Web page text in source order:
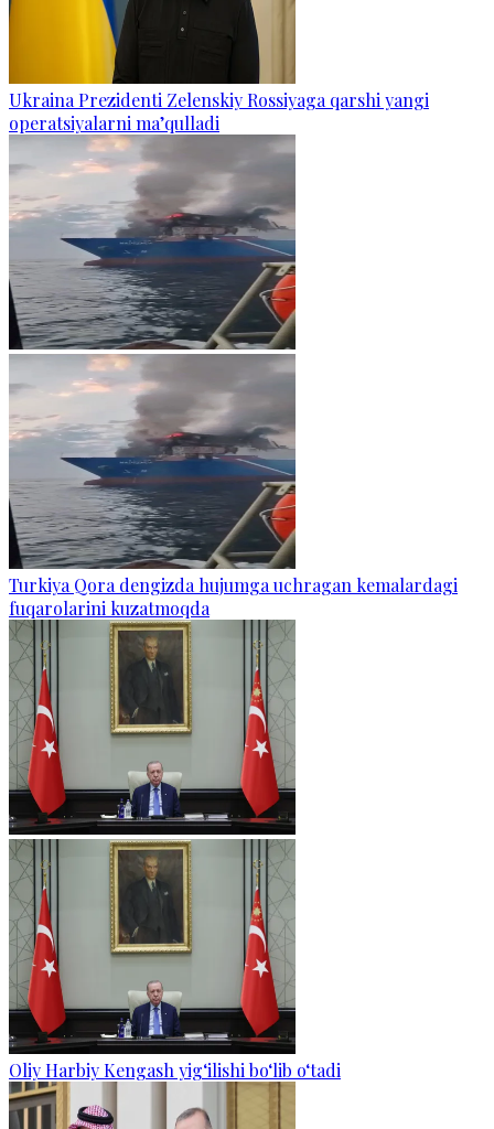
Ukraina Prezidenti Zelenskiy Rossiyaga qarshi yangi
operatsiyalarni ma’qulladi
Turkiya Qora dengizda hujumga uchragan kemalardagi
fuqarolarini kuzatmoqda
Oliy Harbiy Kengash yig‘ilishi bo‘lib o‘tadi